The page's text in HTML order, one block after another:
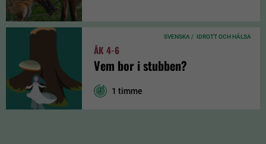
SVENSKA / IDROTT OCH HÄLSA
ÅK 4-6
Vem bor i stubben?
1 timme